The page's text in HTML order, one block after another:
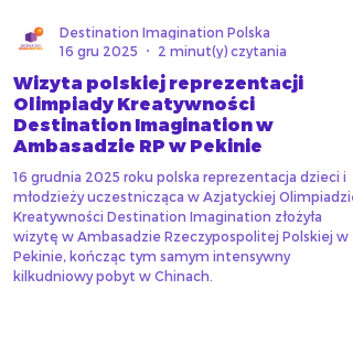
Wizyta polskiej reprezentacji
Olimpiady Kreatywności
Destination Imagination w
Ambasadzie RP w Pekinie
16 grudnia 2025 roku polska reprezentacja dzieci i
młodzieży uczestnicząca w Azjatyckiej Olimpiadzie
Kreatywności Destination Imagination złożyła
wizytę w Ambasadzie Rzeczypospolitej Polskiej w
Pekinie, kończąc tym samym intensywny
kilkudniowy pobyt w Chinach.
Destination Imagination Polska
16 gru 2025
2 minut(y) czytania